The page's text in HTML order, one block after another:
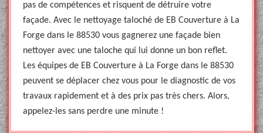
pas de compétences et risquent de détruire votre
façade. Avec le nettoyage taloché de EB Couverture à La
Forge dans le 88530 vous gagnerez une façade bien
nettoyer avec une taloche qui lui donne un bon reflet.
Les équipes de EB Couverture à La Forge dans le 88530
peuvent se déplacer chez vous pour le diagnostic de vos
travaux rapidement et à des prix pas très chers. Alors,
appelez-les sans perdre une minute !